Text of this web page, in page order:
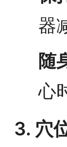
器
随
心
3. 穴